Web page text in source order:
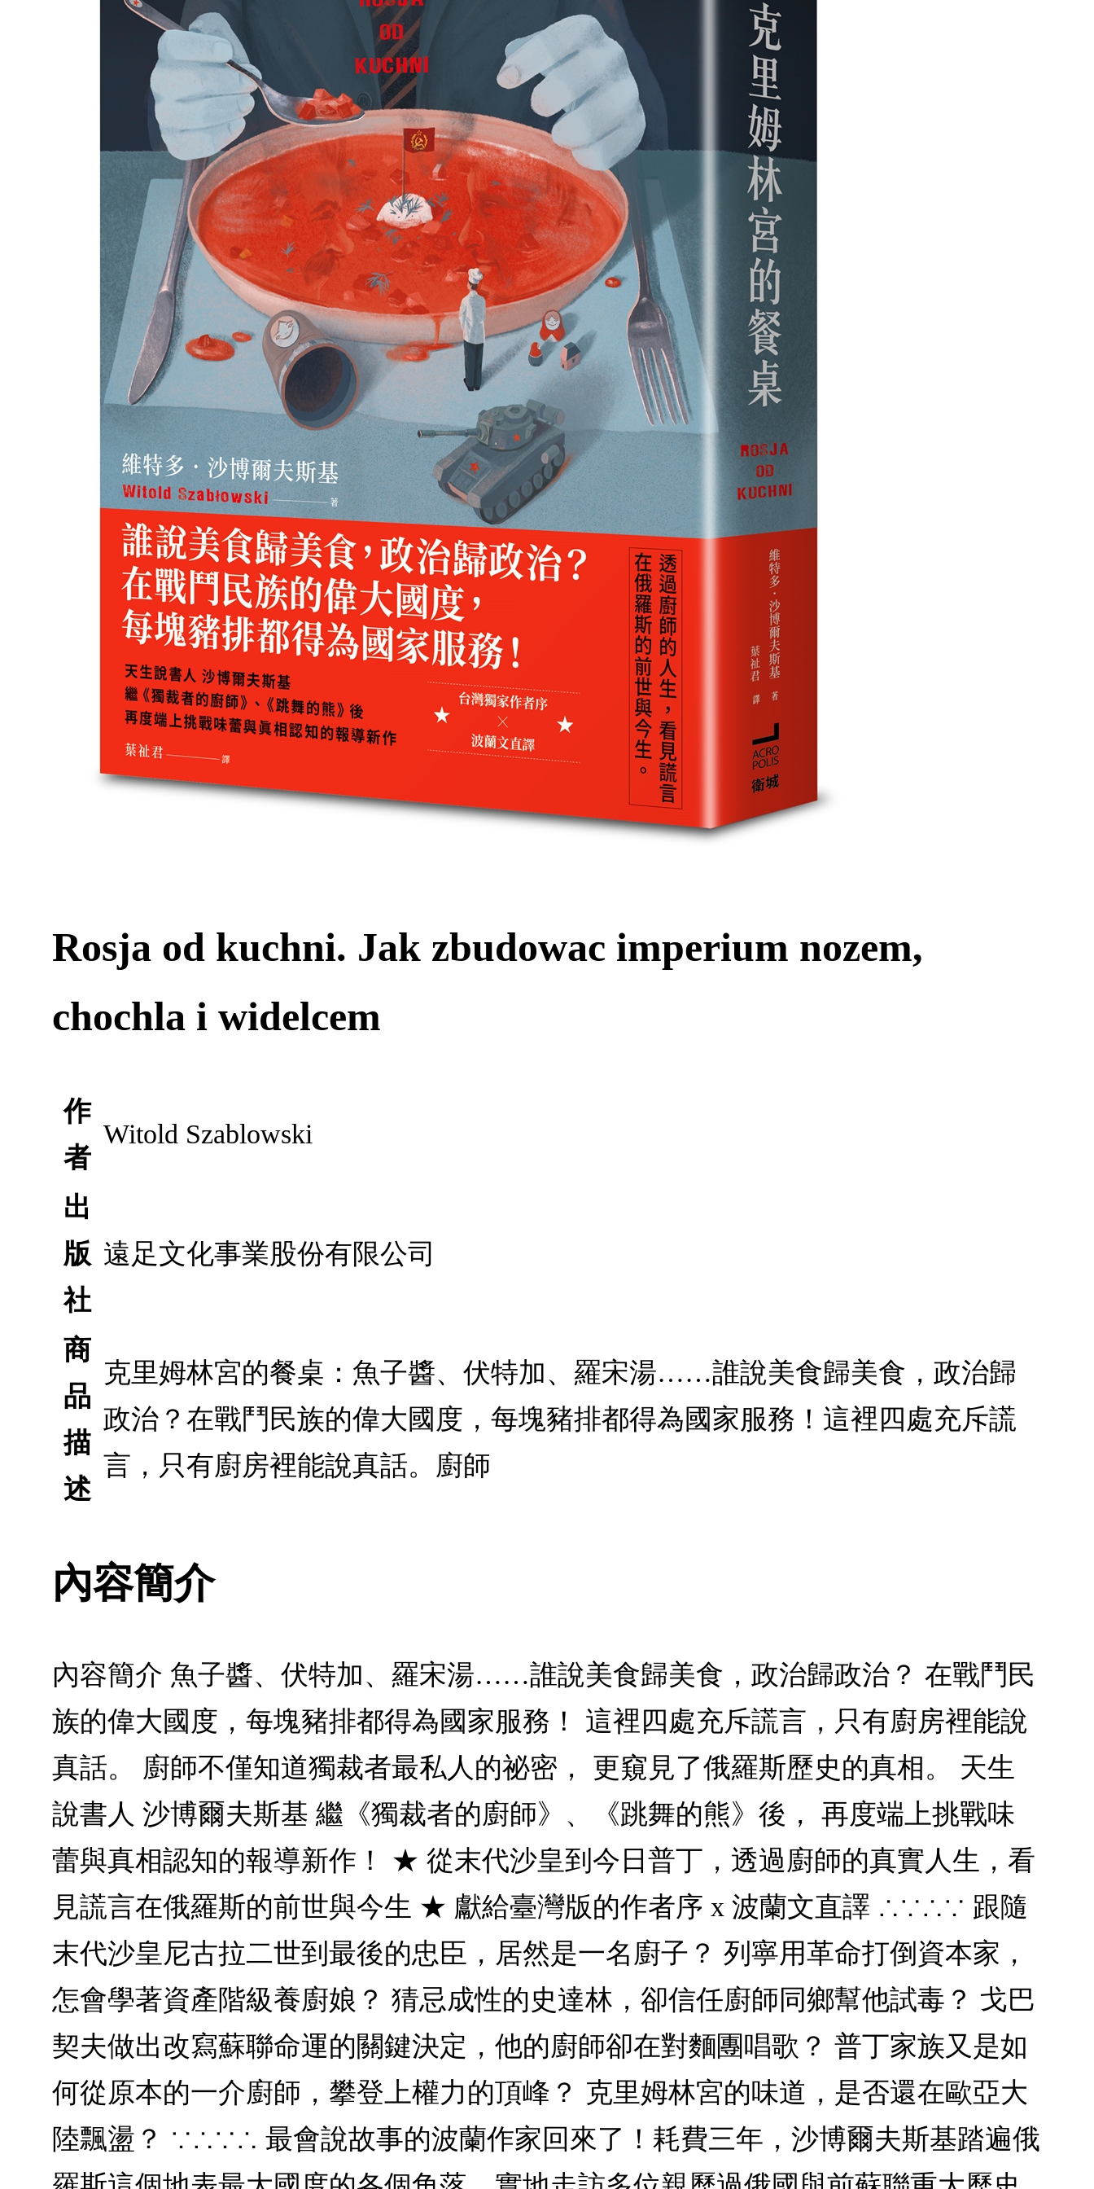
Rosja od kuchni. Jak zbudowac imperium nozem,
chochla i widelcem
作
者
Witold Szablowski
出
版
社
遠足文化事業股份有限公司
商
品
描
述
克里姆林宮的餐桌：魚子醬、伏特加、羅宋湯……誰說美食歸美食，政治歸
政治？在戰鬥民族的偉大國度，每塊豬排都得為國家服務！這裡四處充斥謊
言，只有廚房裡能說真話。廚師
內容簡介
內容簡介 魚子醬、伏特加、羅宋湯……誰說美食歸美食，政治歸政治？ 在戰鬥民
族的偉大國度，每塊豬排都得為國家服務！ 這裡四處充斥謊言，只有廚房裡能說
真話。 廚師不僅知道獨裁者最私人的祕密， 更窺見了俄羅斯歷史的真相。 天生
說書人 沙博爾夫斯基 繼《獨裁者的廚師》、《跳舞的熊》後， 再度端上挑戰味
蕾與真相認知的報導新作！ ★ 從末代沙皇到今日普丁，透過廚師的真實人生，看
見謊言在俄羅斯的前世與今生 ★ 獻給臺灣版的作者序 x 波蘭文直譯 ∴∵∴∵ 跟隨
末代沙皇尼古拉二世到最後的忠臣，居然是一名廚子？ 列寧用革命打倒資本家，
怎會學著資產階級養廚娘？ 猜忌成性的史達林，卻信任廚師同鄉幫他試毒？ 戈巴
契夫做出改寫蘇聯命運的關鍵決定，他的廚師卻在對麵團唱歌？ 普丁家族又是如
何從原本的一介廚師，攀登上權力的頂峰？ 克里姆林宮的味道，是否還在歐亞大
陸飄盪？ ∵∴∵∴ 最會說故事的波蘭作家回來了！耗費三年，沙博爾夫斯基踏遍俄